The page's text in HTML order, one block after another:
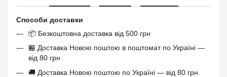
Способи доставки
📦 Безкоштовна доставка від 500 грн
🏪 Доставка Новою поштою в поштомат по Україні —
від 80 грн
🚚 Доставка Новою поштою по Україні — від 80 грн